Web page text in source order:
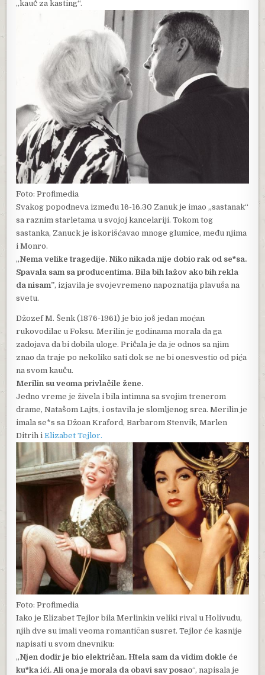
„kauč za kasting“.
Foto: Profimedia
Svakog popodneva između 16-16.30 Zanuk je imao „sastanak“
sa raznim starletama u svojoj kancelariji. Tokom tog
sastanka, Zanuck je iskorišćavao mnoge glumice, među njima
i Monro.
„Nema velike tragedije. Niko nikada nije dobio rak od se*sa.
Spavala sam sa producentima. Bila bih lažov ako bih rekla
da nisam”, izjavila je svojevremeno napoznatija plavuša na
svetu.
Džozef M. Šenk (1876-1961) je bio još jedan moćan
rukovodilac u Foksu. Merilin je godinama morala da ga
zadojava da bi dobila uloge. Pričala je da je odnos sa njim
znao da traje po nekoliko sati dok se ne bi onesvestio od pića
na svom kauču.
Merilin su veoma privlačile žene.
Jedno vreme je živela i bila intimna sa svojim trenerom
drame, Natašom Lajts, i ostavila je slomljenog srca. Merilin je
imala se*s sa Džoan Kraford, Barbarom Stenvik, Marlen
Ditrih iElizabet Tejlor.
Foto: Profimedia
Iako je Elizabet Tejlor bila Merlinkin veliki rival u Holivudu,
njih dve su imali veoma romantičan susret. Tejlor će kasnije
napisati u svom dnevniku:
„Njen dodir je bio električan. Htela sam da vidim dokle će
ku*ka ići. Ali ona je morala da obavi sav posao“, napisala je